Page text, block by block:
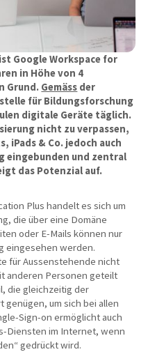
Google Workspace for
in Höhe von 4
Grund. Gemäss der
für Bildungsforschung
digitale Geräte täglich.
nicht zu verpassen,
iPads & Co. jedoch auch
eingebunden und zentral
das Potenzial auf.
Plus handelt es sich um
die über eine Domäne
oder E-Mails können nur
eingesehen werden.
für Aussenstehende nicht
anderen Personen geteilt
die gleichzeitig der
genügen, um sich bei allen
Sign-on ermöglicht auch
Diensten im Internet, wenn
gedrückt wird.